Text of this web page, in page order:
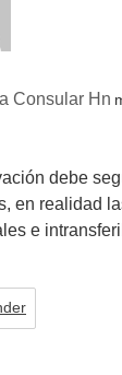
Consular Hn
debe
en realidad
e